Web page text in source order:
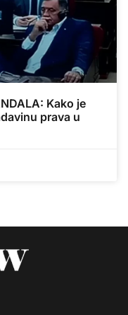
Kako je
prava u